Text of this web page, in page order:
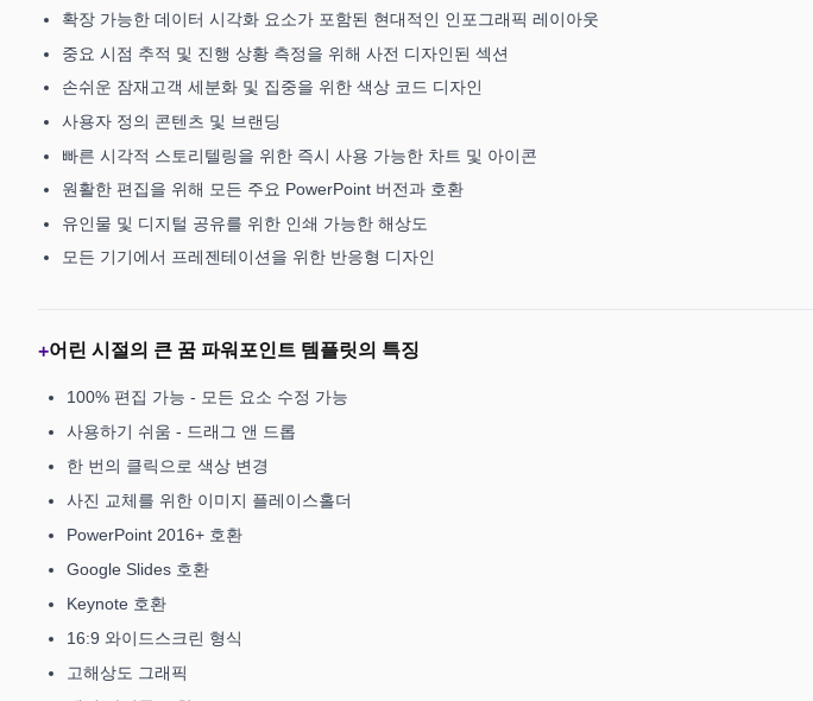
확장 가능한 데이터 시각화 요소가 포함된 현대적인 인포그래픽 레이아웃
중요 시점 추적 및 진행 상황 측정을 위해 사전 디자인된 섹션
손쉬운 잠재고객 세분화 및 집중을 위한 색상 코드 디자인
사용자 정의 콘텐츠 및 브랜딩
빠른 시각적 스토리텔링을 위한 즉시 사용 가능한 차트 및 아이콘
원활한 편집을 위해 모든 주요 PowerPoint 버전과 호환
유인물 및 디지털 공유를 위한 인쇄 가능한 해상도
모든 기기에서 프레젠테이션을 위한 반응형 디자인
+어린 시절의 큰 꿈 파워포인트 템플릿의 특징
100% 편집 가능 - 모든 요소 수정 가능
사용하기 쉬움 - 드래그 앤 드롭
한 번의 클릭으로 색상 변경
사진 교체를 위한 이미지 플레이스홀더
PowerPoint 2016+ 호환
Google Slides 호환
Keynote 호환
16:9 와이드스크린 형식
고해상도 그래픽